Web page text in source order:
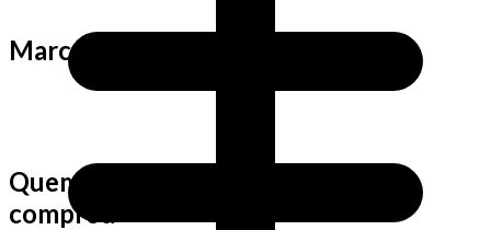
Marca
Quem viu este produto também
comprou